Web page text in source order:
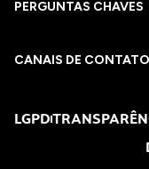
PERGUNTAS CHAVES​
CANAIS DE CONTATO
LGPD